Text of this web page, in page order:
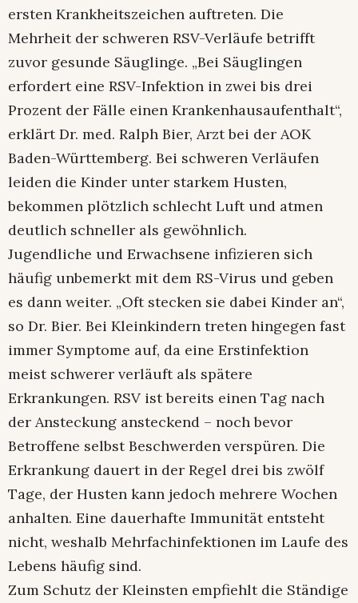
ersten Krankheitszeichen auftreten. Die
Mehrheit der schweren RSV-Verläufe betrifft
zuvor gesunde Säuglinge. „Bei Säuglingen
erfordert eine RSV-Infektion in zwei bis drei
Prozent der Fälle einen Krankenhausaufenthalt“,
erklärt Dr. med. Ralph Bier, Arzt bei der AOK
Baden-Württemberg. Bei schweren Verläufen
leiden die Kinder unter starkem Husten,
bekommen plötzlich schlecht Luft und atmen
deutlich schneller als gewöhnlich.
Jugendliche und Erwachsene infizieren sich
häufig unbemerkt mit dem RS-Virus und geben
es dann weiter. „Oft stecken sie dabei Kinder an“,
so Dr. Bier. Bei Kleinkindern treten hingegen fast
immer Symptome auf, da eine Erstinfektion
meist schwerer verläuft als spätere
Erkrankungen. RSV ist bereits einen Tag nach
der Ansteckung ansteckend – noch bevor
Betroffene selbst Beschwerden verspüren. Die
Erkrankung dauert in der Regel drei bis zwölf
Tage, der Husten kann jedoch mehrere Wochen
anhalten. Eine dauerhafte Immunität entsteht
nicht, weshalb Mehrfachinfektionen im Laufe des
Lebens häufig sind.
Zum Schutz der Kleinsten empfiehlt die Ständige